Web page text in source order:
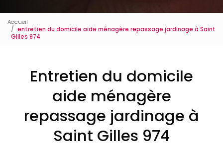
Accueil
entretien du domicile aide ménagère repassage jardinage à Saint
Gilles 974
Entretien du domicile
aide ménagère
repassage jardinage à
Saint Gilles 974